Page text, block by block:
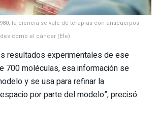
la ciencia se vale de terapias con anticuerpos
como el cáncer (Efe)
resultados experimentales de ese
700 moléculas, esa información se
y se usa para refinar la
por parte del modelo”, precisó